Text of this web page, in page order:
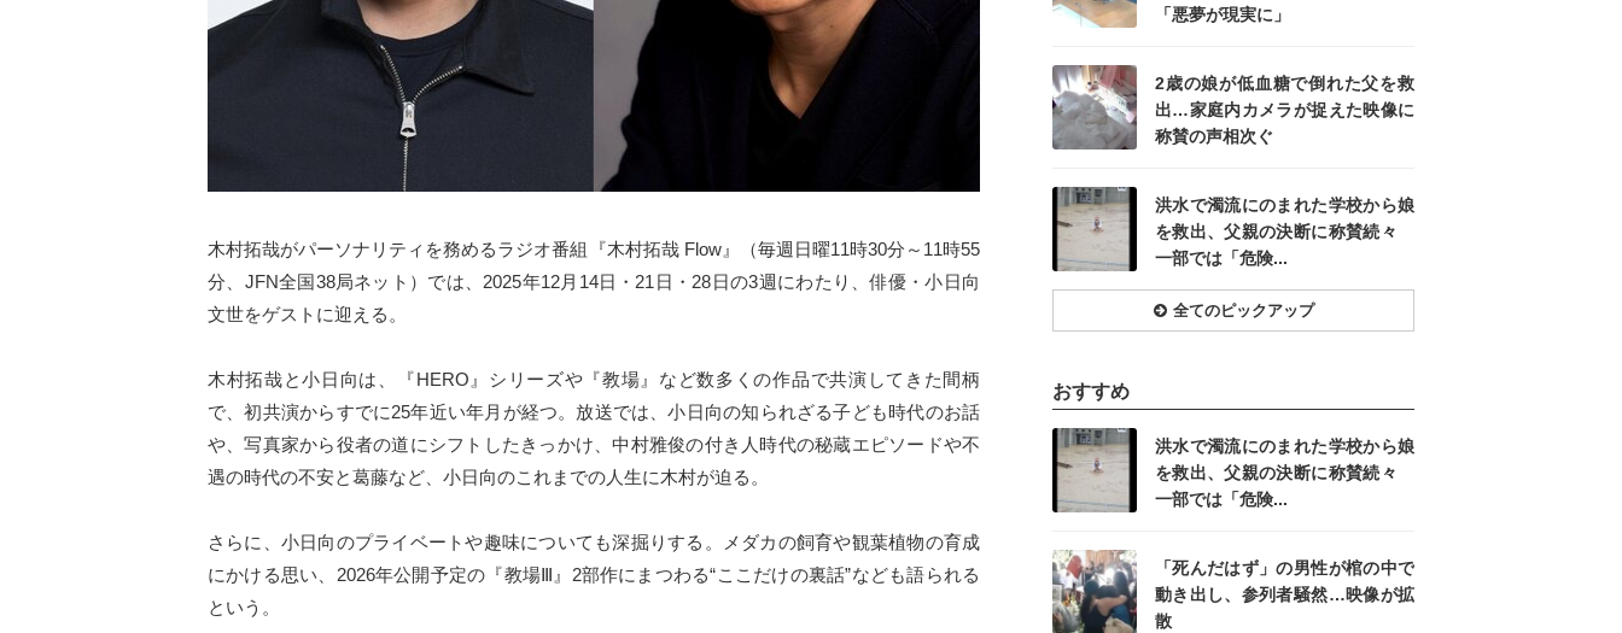
木村拓哉がパーソナリティを務めるラジオ番組『木村拓哉 Flow』（毎週日曜11時30分～11時55
分、JFN全国38局ネット）では、2025年12月14日・21日・28日の3週にわたり、俳優・小日向
文世をゲストに迎える。
木村拓哉と小日向は、『HERO』シリーズや『教場』など数多くの作品で共演してきた間柄
で、初共演からすでに25年近い年月が経つ。放送では、小日向の知られざる子ども時代のお話
や、写真家から役者の道にシフトしたきっかけ、中村雅俊の付き人時代の秘蔵エピソードや不
遇の時代の不安と葛藤など、小日向のこれまでの人生に木村が迫る。
さらに、小日向のプライベートや趣味についても深掘りする。メダカの飼育や観葉植物の育成
にかける思い、2026年公開予定の『教場Ⅲ』2部作にまつわる“ここだけの裏話”なども語られる
という。
「悪夢が現実に」
2歳の娘が低血糖で倒れた父を救
出…家庭内カメラが捉えた映像に
称賛の声相次ぐ
洪水で濁流にのまれた学校から娘
を救出、父親の決断に称賛続々
一部では「危険...
全てのピックアップ
おすすめ
洪水で濁流にのまれた学校から娘
を救出、父親の決断に称賛続々
一部では「危険...
記事を読む
「死んだはず」の男性が棺の中で
動き出し、参列者騒然…映像が拡
散
記事を読む